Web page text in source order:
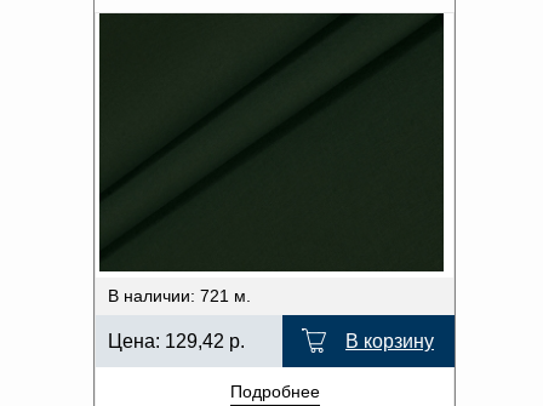
В наличии: 721 м.
Цена: 129,42 р. В корзину
Подробнее